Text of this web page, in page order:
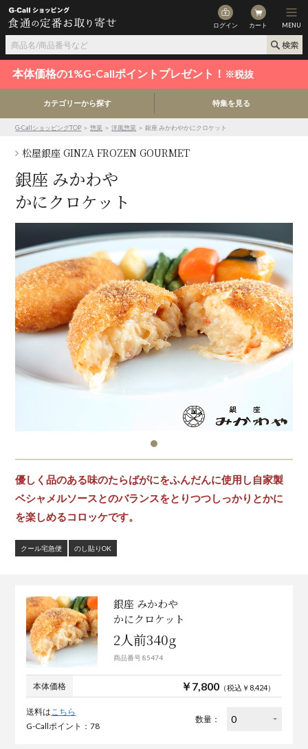
ログイン カート MENU
本体価格の1%G-Callポイントプレゼント！ ※税抜
カテゴリーから探す 特集を見る
G-CallショッピングTOP ＞惣菜 ＞洋風惣菜 ＞ 銀座 みかわやかにクロケット
松屋銀座 GINZA FROZEN GOURMET
銀座 みかわや
かにクロケット
優しく品のある味のたらばがにをふんだんに使用し自家製
ベシャメルソースとのバランスをとりつつしっかりとかに
を楽しめるコロッケです。
クール宅急便 のし貼りOK
銀座 みかわや
かにクロケット
2人前340g
商品番号 85474
本体価格 ￥7,800（税込￥8,424）
送料はこちら
G-Callポイント：78
数量：